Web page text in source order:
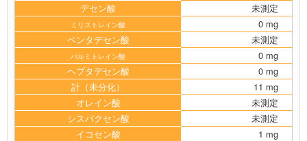
デセン酸
未測定
ミリストレイン酸
0 mg
ペンタデセン酸
未測定
パルミトレイン酸
0 mg
ヘプタデセン酸
0 mg
計（未分化）
11 mg
オレイン酸
未測定
シスバクセン酸
未測定
イコセン酸
1 mg